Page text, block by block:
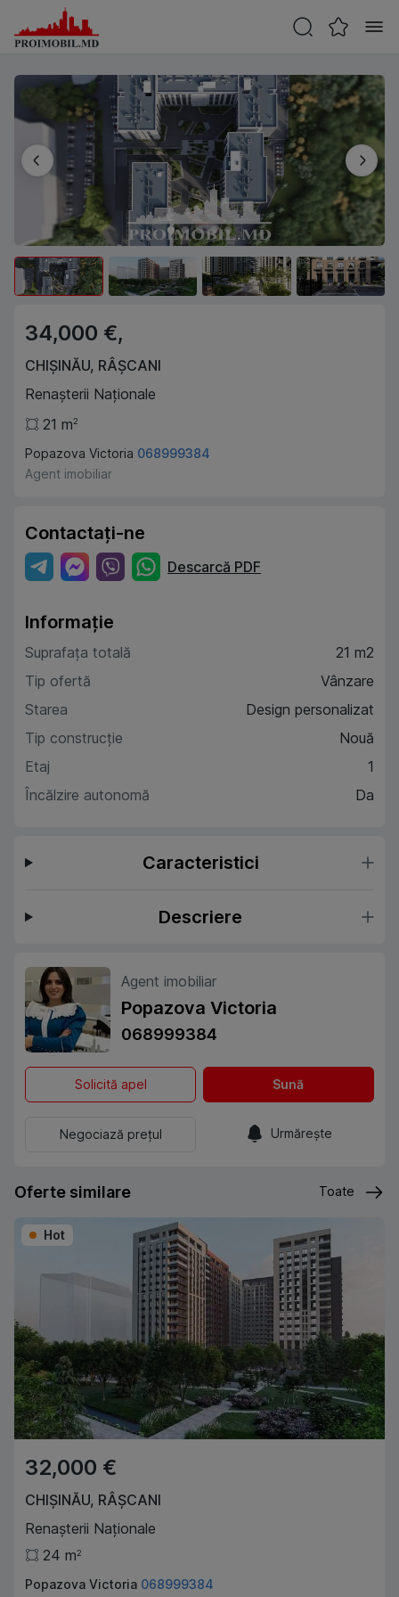
34,000 €,
CHIȘINĂU, RÂȘCANI
Renașterii Naționale
21 m2
Popazova Victoria 068999384
Agent imobiliar
Contactați-ne
Descarcă PDF
Informație
Suprafața totală
21 m2
Tip ofertă
Vânzare
Starea
Design personalizat
Tip construcție
Nouă
Etaj
1
Încălzire autonomă
Da
Caracteristici
Descriere
Agent imobiliar
Popazova Victoria
068999384
Solicită apel Sună
Negociază prețul Urmărește
Oferte similare Toate
Hot
32,000 €
CHIȘINĂU, RÂȘCANI
Renașterii Naționale
24 m2
Popazova Victoria 068999384